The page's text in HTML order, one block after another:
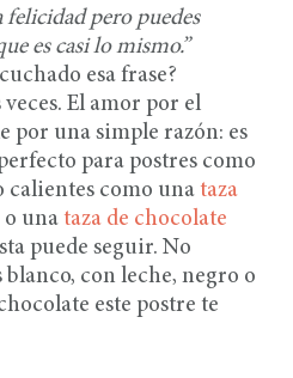
pero puedes
es casi lo mismo.”
esa frase?
El amor por el
por una simple razón: es
para postres como
calientes como una taza
o una taza de chocolate
puede seguir. No
con leche, negro o
este postre te